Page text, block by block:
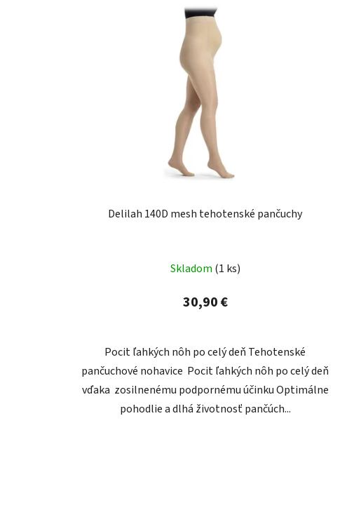
Delilah 140D mesh tehotenské pančuchy
Skladom (1 ks)
30,90 €
Pocit ľahkých nôh po celý deň Tehotenské
pančuchové nohavice Pocit ľahkých nôh po celý deň
vďaka zosilnenému podpornému účinku Optimálne
pohodlie a dlhá životnosť pančúch...